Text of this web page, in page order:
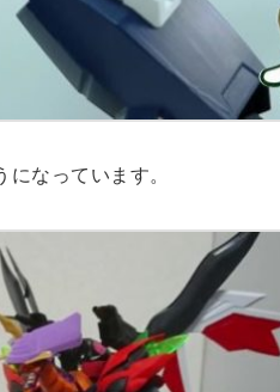
なっています。